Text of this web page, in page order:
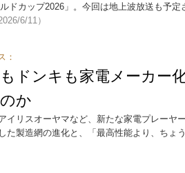
ドカップ2026」。今回は地上波放送も予
6/11）
：
ドンキも家電メーカー
か
イリスオーヤマなど、新たな家電プレーヤ
た製造網の進化と、「最高性能より、ちょ